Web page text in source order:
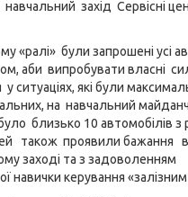
навчальний захід Сервісні
«ралі» були запрошені усі
аби випробувати власні
у ситуаціях, які були
на навчальний
близько 10 автомобілів з
також проявили бажання
заході та з задоволенням
навички керування